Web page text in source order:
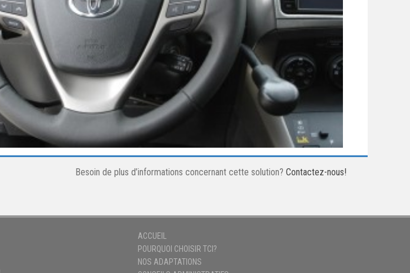
Besoin de plus d’informations concernant cette solution? Contactez-nous!
ACCUEIL
POURQUOI CHOISIR TCI?
NOS ADAPTATIONS